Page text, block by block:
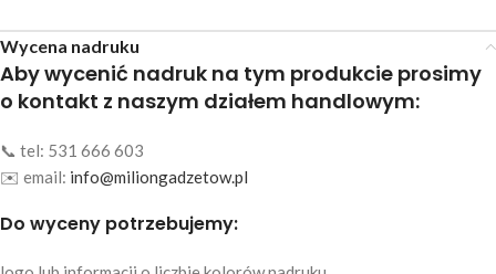
Wycena nadruku
Aby wycenić nadruk na tym produkcie prosimy
o kontakt z naszym działem handlowym:
📞 tel: 531 666 603
✉️ email: info@miliongadzetow.pl
Do wyceny potrzebujemy: